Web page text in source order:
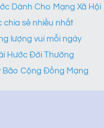
Dành Cho Mạng Xã Hội
chia sẻ nhiều nhất
lượng vui mỗi ngày
Hước Đời Thường
Bão Cộng Đồng Mạng